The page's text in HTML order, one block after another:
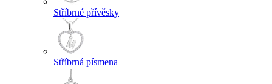
Stříbrné přívěsky
Stříbrná písmena